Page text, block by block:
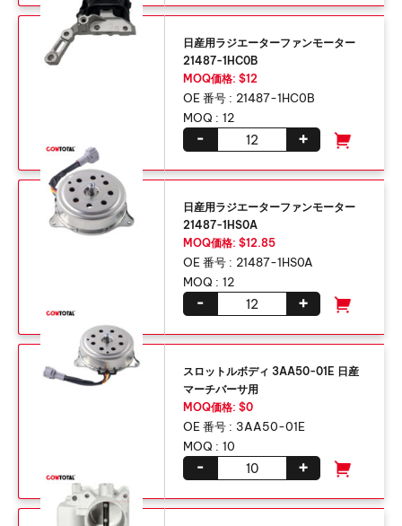
日産用ラジエーターファンモーター
21487-1HC0B
MOQ価格: $12
OE 番号 : 21487-1HC0B
MOQ : 12
+
-
日産用ラジエーターファンモーター
21487-1HS0A
MOQ価格: $12.85
OE 番号 : 21487-1HS0A
MOQ : 12
+
-
スロットルボディ 3AA50-01E 日産
マーチバーサ用
MOQ価格: $0
OE 番号 : 3AA50-01E
MOQ : 10
+
-